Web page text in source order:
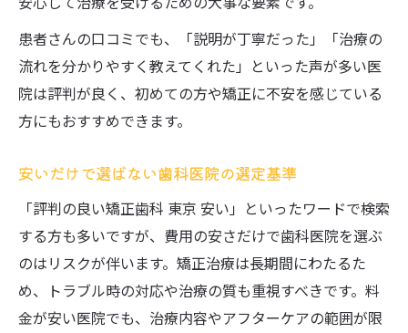
患者さんの口コミでも、「説明が丁寧だった」「治療の
流れを分かりやすく教えてくれた」といった声が多い医
院は評判が良く、初めての方や矯正に不安を感じている
方にもおすすめできます。
安いだけで選ばない歯科医院の選定基準
「評判の良い矯正歯科 東京 安い」といったワードで検索
する方も多いですが、費用の安さだけで歯科医院を選ぶ
のはリスクが伴います。矯正治療は長期間にわたるた
め、トラブル時の対応や治療の質も重視すべきです。料
金が安い医院でも、治療内容やアフターケアの範囲が限